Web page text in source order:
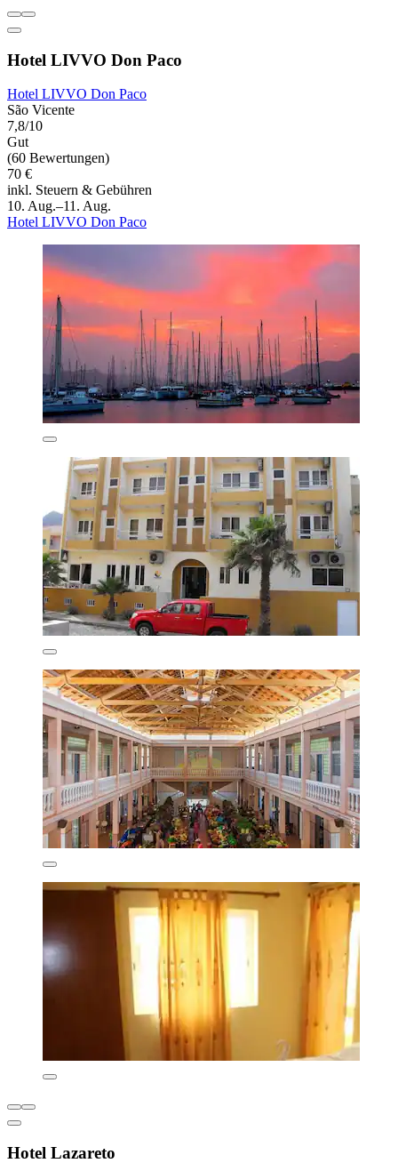
Hotel LIVVO Don Paco
Hotel LIVVO Don Paco
São Vicente
7,8/10
Gut
(60 Bewertungen)
70 €
inkl. Steuern & Gebühren
10. Aug.–11. Aug.
Hotel LIVVO Don Paco
Hotel Lazareto